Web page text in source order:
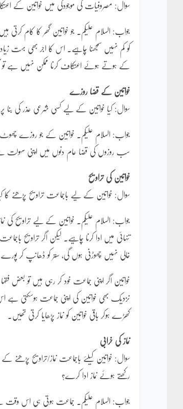
سوال: مصروفیات کی موجودگی میں خواتین کے
جواب: السلام علیکم۔ جو خواتین گھر کا کام
کو کم نہیں سمجھنا چاہیے۔ اس کا اجر بھی بہت
کے ہوتے ہوئے اعتکاف کرنا ممکن نہیں ہے تو
خواتین کے قضا روزے
سوال: کیا خواتین کے لیے کسی شرعی عذر کی بنا
جواب: السلام علیکم۔ خواتین کے جو روزے چھوٹ
سب روزوں کی قضا عام دنوں میں اپنی سہولت سے
خواتین کی تراویح
سوال: خواتین کے لیے باجماعت تراویح پڑھنے کا
جواب: السلام علیکم۔ خواتین کے لیے تراویح کی
تنہائی میں ادا کرنا چاہیے۔ لیکن اگر تراویح
خالی نہیں چھوڑنی ہوں گی، ستر کو ڈھانپ کر
خواتین اگر اپنی جماعت خود کر رہی ہیں تو بعض
نزدیک بھی خواتین کی اپنی جماعت ہوسکتی
کھڑے ہوکر باقی خواتین کو نماز پڑھایا کرتی تھیں۔
نماز کی خرابی
سوال: خواتین کیلئے باجماعت نماز/تراویح پڑھنے
رکھتے ہوئے نماز ادا کرے؟
جواب: السلام علیکم۔ جماعت ہوتی ہی اس وقت